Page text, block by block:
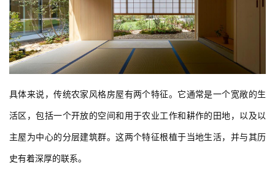
具体来说，传统农家风格房屋有两个特征。它通常是一个宽敞的生
活区，包括一个开放的空间和用于农业工作和耕作的田地，以及以
主屋为中心的分层建筑群。这两个特征根植于当地生活，并与其历
史有着深厚的联系。